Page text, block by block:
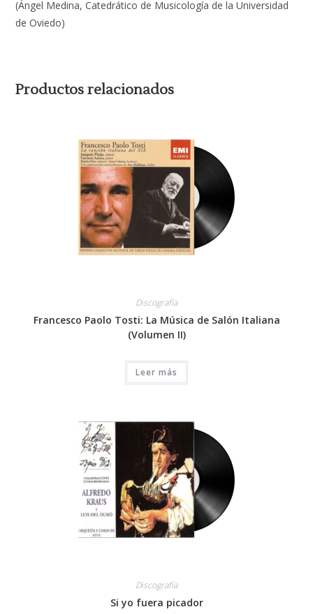
(Ángel Medina, Catedrático de Musicología de la Universidad
de Oviedo)
Productos relacionados
Discografía
Francesco Paolo Tosti: La Música de Salón Italiana
(Volumen II)
Leer más
Discografía
Si yo fuera picador